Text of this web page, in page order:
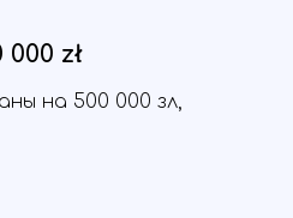
zł
на 500 000 зл,